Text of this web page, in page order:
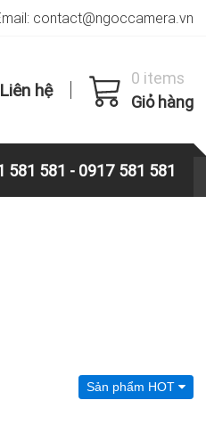
contact@ngoccamera.vn
Liên hệ
0 items
Giỏ hàng
581 581 - 0917 581 581
Sản phẩm HOT